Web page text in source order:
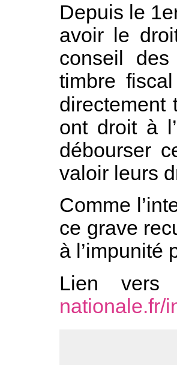
Depuis le
avoir le
conseil
timbre
directement
ont droit à
débourser
valoir leurs
Comme
ce grave
à l’impunité
Lien
nationale.fr/